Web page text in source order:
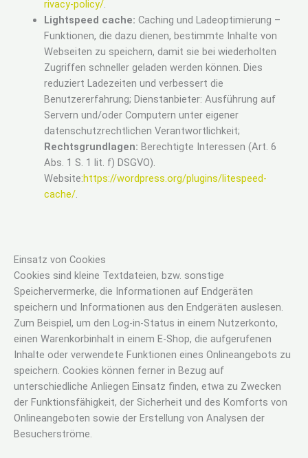
rivacy-policy/.
Lightspeed cache: Caching und Ladeoptimierung –
Funktionen, die dazu dienen, bestimmte Inhalte von
Webseiten zu speichern, damit sie bei wiederholten
Zugriffen schneller geladen werden können. Dies
reduziert Ladezeiten und verbessert die
Benutzererfahrung; Dienstanbieter: Ausführung auf
Servern und/oder Computern unter eigener
datenschutzrechtlichen Verantwortlichkeit;
Rechtsgrundlagen: Berechtigte Interessen (Art. 6
Abs. 1 S. 1 lit. f) DSGVO).
Website:https://wordpress.org/plugins/litespeed-
cache/.
Einsatz von Cookies
Cookies sind kleine Textdateien, bzw. sonstige
Speichervermerke, die Informationen auf Endgeräten
speichern und Informationen aus den Endgeräten auslesen.
Zum Beispiel, um den Log-in-Status in einem Nutzerkonto,
einen Warenkorbinhalt in einem E-Shop, die aufgerufenen
Inhalte oder verwendete Funktionen eines Onlineangebots zu
speichern. Cookies können ferner in Bezug auf
unterschiedliche Anliegen Einsatz finden, etwa zu Zwecken
der Funktionsfähigkeit, der Sicherheit und des Komforts von
Onlineangeboten sowie der Erstellung von Analysen der
Besucherströme.